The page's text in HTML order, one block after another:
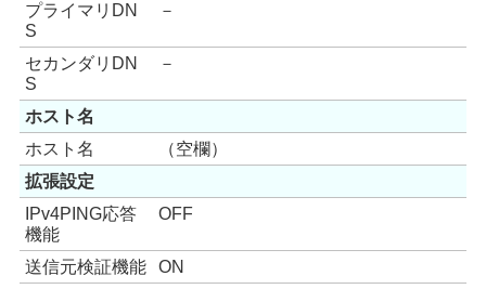
プライマリDN
S
－
セカンダリDN
S
－
ホスト名
ホスト名
（空欄）
拡張設定
IPv4PING応答
機能
OFF
送信元検証機能
ON